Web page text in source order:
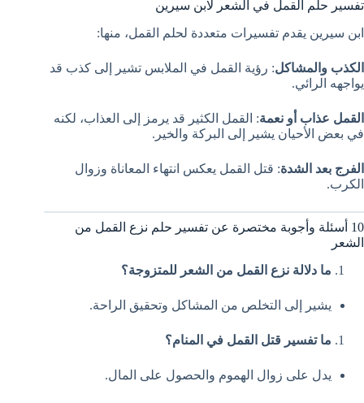
تفسير حلم القمل في الشعر لابن سيرين
ابن سيرين يقدم تفسيرات متعددة لحلم القمل، منها:
الكذب والمشاكل: رؤية القمل في الملابس تشير إلى كذب قد
يواجهه الرائي.
القمل عذاب أو نعمة: القمل الكثير قد يرمز إلى العذاب، لكنه
في بعض الأحيان يشير إلى البركة والخير.
الفرج بعد الشدة: قتل القمل يعكس انتهاء المعاناة وزوال
الكرب.
10 أسئلة وأجوبة مختصرة عن تفسير حلم نزع القمل من
الشعر
ما دلالة نزع القمل من الشعر للمتزوجة؟
يشير إلى التخلص من المشاكل وتحقيق الراحة.
ما تفسير قتل القمل في المنام؟
يدل على زوال الهموم والحصول على المال.